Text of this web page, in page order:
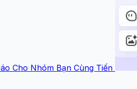
Cho Nhóm Bạn Cùng Tiến